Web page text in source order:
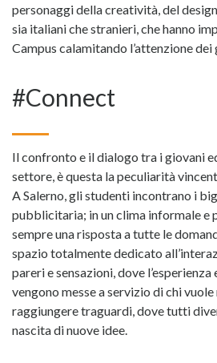
personaggi della creatività, del
sia italiani che stranieri, che hanno
Campus calamitando l’attenzione dei
#Connect
Il confronto e il dialogo tra i giovani
settore, è questa la peculiarità
A Salerno, gli studenti incontrano i
pubblicitaria; in un clima informale e
sempre una risposta a tutte le
spazio totalmente dedicato
pareri e sensazioni, dove l’esperienza
vengono messe a servizio di chi
raggiungere traguardi, dove tutti
nascita di nuove idee.